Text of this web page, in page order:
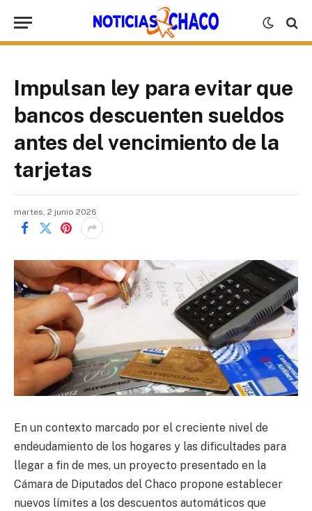
Impulsan ley para evitar que
bancos descuenten sueldos
antes del vencimiento de la
tarjetas
martes, 2 junio 2026
En un contexto marcado por el creciente nivel de
endeudamiento de los hogares y las dificultades para
llegar a fin de mes, un proyecto presentado en la
Cámara de Diputados del Chaco propone establecer
nuevos límites a los descuentos automáticos que